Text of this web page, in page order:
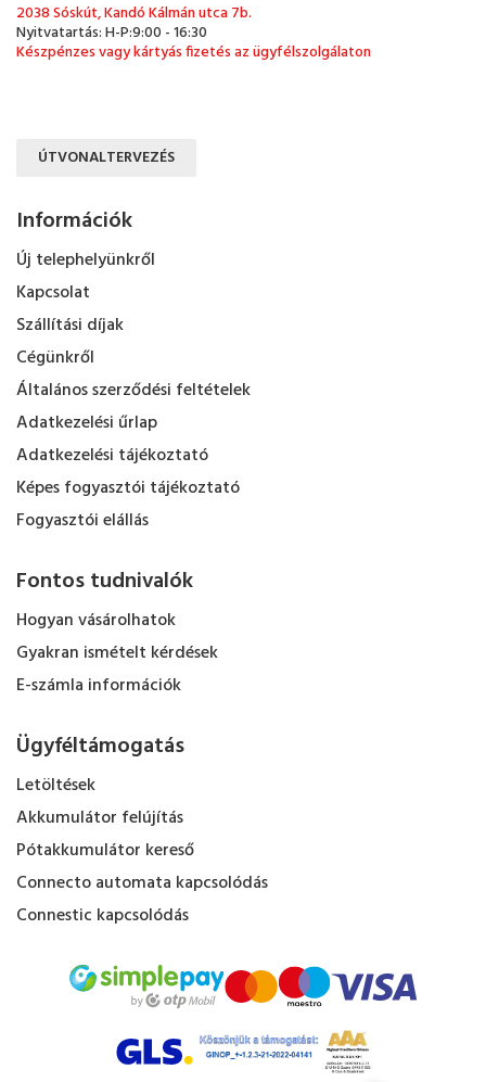
2038 Sóskút, Kandó Kálmán utca 7b.
Nyitvatartás: H-P:9:00 - 16:30
Készpénzes vagy kártyás fizetés az ügyfélszolgálaton
ÚTVONALTERVEZÉS
Információk
Új telephelyünkről
Kapcsolat
Szállítási díjak
Cégünkről
Általános szerződési feltételek
Adatkezelési űrlap
Adatkezelési tájékoztató
Képes fogyasztói tájékoztató
Fogyasztói elállás
Fontos tudnivalók
Hogyan vásárolhatok
Gyakran ismételt kérdések
E-számla információk
Ügyféltámogatás
Letöltések
Akkumulátor felújítás
Pótakkumulátor kereső
Connecto automata kapcsolódás
Connestic kapcsolódás